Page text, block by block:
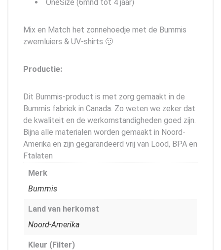
OneSize (6mnd tot 4 jaar)
Mix en Match het zonnehoedje met de Bummis
zwemluiers & UV-shirts 🙂
Productie:
Dit Bummis-product is met zorg gemaakt in de
Bummis fabriek in Canada. Zo weten we zeker dat
de kwaliteit en de werkomstandigheden goed zijn.
Bijna alle materialen worden gemaakt in Noord-
Amerika en zijn gegarandeerd vrij van Lood, BPA en
Ftalaten
Merk
Bummis
Land van herkomst
Noord-Amerika
Kleur (Filter)